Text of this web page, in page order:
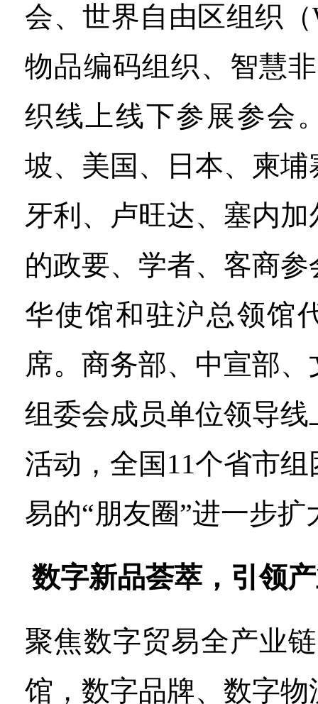
会、世界自由区组织
物品编码组织、智慧
织线上线下参展参会
坡、美国、日本、柬
牙利、卢旺达、塞内
的政要、学者、客商
华使馆和驻沪总领馆
席。商务部、中宣部
组委会成员单位领导
活动，全国11个省市
易的“朋友圈”进一步扩
数字新品荟萃，引领
聚焦数字贸易全产业
馆，数字品牌、数字